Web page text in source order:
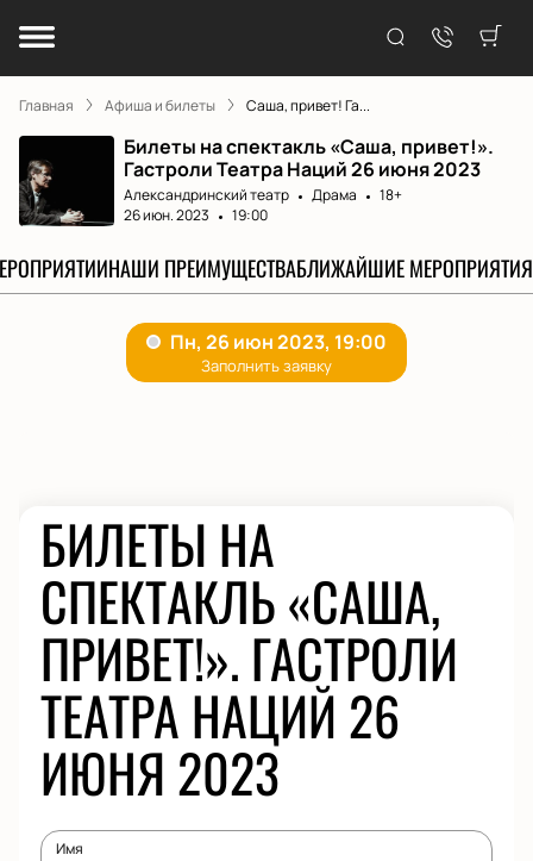
Главная Афиша и билеты Саша, привет! Га...
Билеты на спектакль «Саша, привет!».
Гастроли Театра Наций 26 июня 2023
Александринский театр Драма
18+
26 июн. 2023
19:00
НАШИ ПРЕИМУЩЕСТВАБЛИЖАЙШИЕ МЕРОПРИЯТИЯ
БИЛЕТЫ НА
СПЕКТАКЛЬ «САША,
ПРИВЕТ!». ГАСТРОЛИ
ТЕАТРА НАЦИЙ 26
ИЮНЯ 2023
Имя